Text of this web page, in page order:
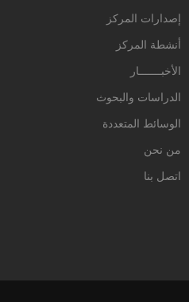
إصدارات المركز
أنشطة المركز
الأخبـــــــار
الدراسات والبحوث
الوسائط المتعددة
من نحن
اتصل بنا